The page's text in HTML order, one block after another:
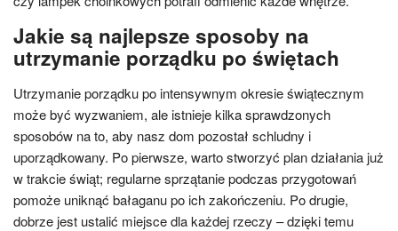
Jakie są najlepsze sposoby na
utrzymanie porządku po świętach
Utrzymanie porządku po intensywnym okresie świątecznym
może być wyzwaniem, ale istnieje kilka sprawdzonych
sposobów na to, aby nasz dom pozostał schludny i
uporządkowany. Po pierwsze, warto stworzyć plan działania już
w trakcie świąt; regularne sprzątanie podczas przygotowań
pomoże uniknąć bałaganu po ich zakończeniu. Po drugie,
dobrze jest ustalić miejsce dla każdej rzeczy – dzięki temu